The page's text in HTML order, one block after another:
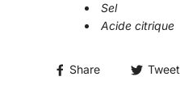
Sel
Acide citrique
Share Tweet